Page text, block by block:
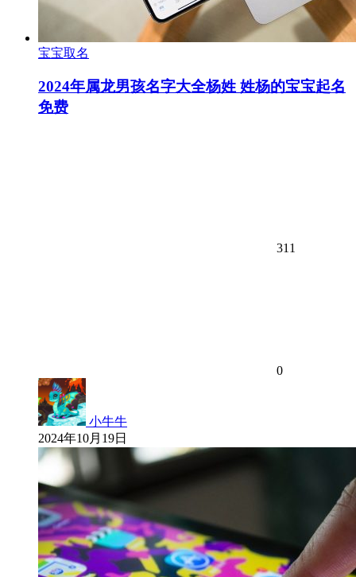
宝宝取名
2024年属龙男孩名字大全杨姓 姓杨的宝宝起名
免费
311
0
小牛牛
2024年10月19日